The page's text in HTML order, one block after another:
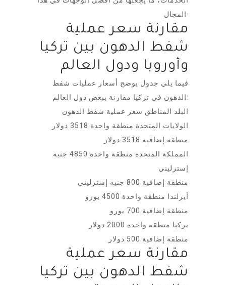
المجال·
مقارنة سعر عملية
شفط الدهون بين تركيا
وأوروبا ودول العالم
فيما يلي جدول يوضح أسعار عمليات شفط
الدهون في تركيا مقارنة ببعض دول العالم:
البلد المناطق سعر عملية شفط الدهون
الولايات المتحدة منطقة واحدة 3518 دولار
منطقة إضافية 3518 دولار
المملكة المتحدة منطقة واحدة 4850 جنيه
إسترليني
منطقة إضافية 800 جنيه إسترليني
أيرلندا منطقة واحدة 4500 يورو
منطقة إضافية 700 يورو
تركيا منطقة واحدة 2000 دولار
منطقة إضافية 500 دولار
مقارنة سعر عملية
شفط الدهون بين تركيا